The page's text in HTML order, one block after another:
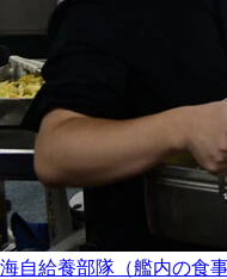
海自給養部隊（艦内の食